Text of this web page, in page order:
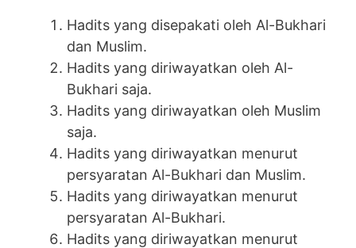
Hadits yang disepakati oleh Al-Bukhari
dan Muslim.
Hadits yang diriwayatkan oleh Al-
Bukhari saja.
Hadits yang diriwayatkan oleh Muslim
saja.
Hadits yang diriwayatkan menurut
persyaratan Al-Bukhari dan Muslim.
Hadits yang diriwayatkan menurut
persyaratan Al-Bukhari.
Hadits yang diriwayatkan menurut